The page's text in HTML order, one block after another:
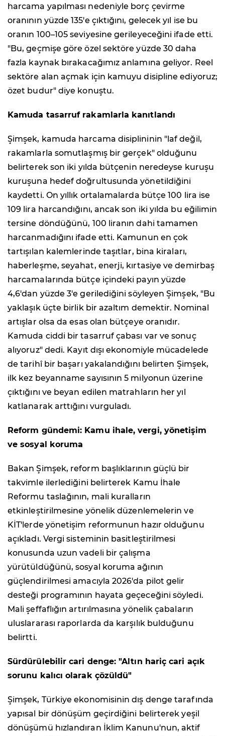
harcama yapılması nedeniyle borç çevirme
oranının yüzde 135'e çıktığını, gelecek yıl ise bu
oranın 100–105 seviyesine gerileyeceğini ifade etti.
"Bu, geçmişe göre özel sektöre yüzde 30 daha
fazla kaynak bırakacağımız anlamına geliyor. Reel
sektöre alan açmak için kamuyu disipline ediyoruz;
özet budur" diye konuştu.
Kamuda tasarruf rakamlarla kanıtlandı
Şimşek, kamuda harcama disiplininin "laf değil,
rakamlarla somutlaşmış bir gerçek" olduğunu
belirterek son iki yılda bütçenin neredeyse kuruşu
kuruşuna hedef doğrultusunda yönetildiğini
kaydetti. On yıllık ortalamalarda bütçe 100 lira ise
109 lira harcandığını, ancak son iki yılda bu eğilimin
tersine döndüğünü, 100 liranın dahi tamamen
harcanmadığını ifade etti. Kamunun en çok
tartışılan kalemlerinde taşıtlar, bina kiraları,
haberleşme, seyahat, enerji, kırtasiye ve demirbaş
harcamalarında bütçe içindeki payın yüzde
4,6'dan yüzde 3'e gerilediğini söyleyen Şimşek, "Bu
yaklaşık üçte birlik bir azaltım demektir. Nominal
artışlar olsa da esas olan bütçeye oranıdır.
Kamuda ciddi bir tasarruf çabası var ve sonuç
alıyoruz" dedi. Kayıt dışı ekonomiyle mücadelede
de tarihî bir başarı yakalandığını belirten Şimşek,
ilk kez beyanname sayısının 5 milyonun üzerine
çıktığını ve beyan edilen matrahların her yıl
katlanarak arttığını vurguladı.
Reform gündemi: Kamu ihale, vergi, yönetişim
ve sosyal koruma
Bakan Şimşek, reform başlıklarının güçlü bir
takvimle ilerlediğini belirterek Kamu İhale
Reformu taslağının, mali kuralların
etkinleştirilmesine yönelik düzenlemelerin ve
KİT'lerde yönetişim reformunun hazır olduğunu
açıkladı. Vergi sisteminin basitleştirilmesi
konusunda uzun vadeli bir çalışma
yürütüldüğünü, sosyal koruma ağının
güçlendirilmesi amacıyla 2026'da pilot gelir
desteği programının hayata geçeceğini söyledi.
Mali şeffaflığın artırılmasına yönelik çabaların
uluslararası raporlarda da karşılık bulduğunu
belirtti.
Sürdürülebilir cari denge: "Altın hariç cari açık
sorunu kalıcı olarak çözüldü"
Şimşek, Türkiye ekonomisinin dış denge tarafında
yapısal bir dönüşüm geçirdiğini belirterek yeşil
dönüşümü hızlandıran İklim Kanunu'nun, aktif